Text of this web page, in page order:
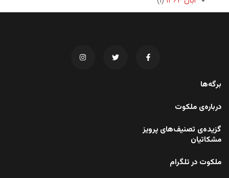
برگه‌ها
درباره‌ی ملکوت
گزیده‌ی تصنیف‌های پرویز
مشکاتیان
ملکوت در تلگرام